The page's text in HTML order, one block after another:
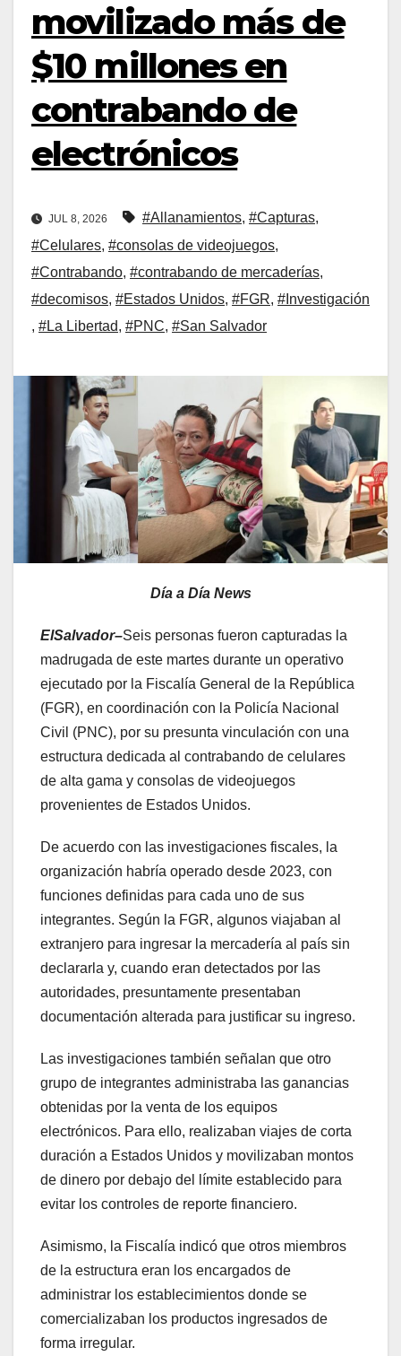
movilizado más de
$10 millones en
contrabando de
electrónicos
JUL 8, 2026 #Allanamientos, #Capturas,
#Celulares, #consolas de videojuegos,
#Contrabando, #contrabando de mercaderías,
#decomisos, #Estados Unidos, #FGR, #Investigación
, #La Libertad, #PNC, #San Salvador
Día a Día News
ElSalvador–Seis personas fueron capturadas la
madrugada de este martes durante un operativo
ejecutado por la Fiscalía General de la República
(FGR), en coordinación con la Policía Nacional
Civil (PNC), por su presunta vinculación con una
estructura dedicada al contrabando de celulares
de alta gama y consolas de videojuegos
provenientes de Estados Unidos.
De acuerdo con las investigaciones fiscales, la
organización habría operado desde 2023, con
funciones definidas para cada uno de sus
integrantes. Según la FGR, algunos viajaban al
extranjero para ingresar la mercadería al país sin
declararla y, cuando eran detectados por las
autoridades, presuntamente presentaban
documentación alterada para justificar su ingreso.
Las investigaciones también señalan que otro
grupo de integrantes administraba las ganancias
obtenidas por la venta de los equipos
electrónicos. Para ello, realizaban viajes de corta
duración a Estados Unidos y movilizaban montos
de dinero por debajo del límite establecido para
evitar los controles de reporte financiero.
Asimismo, la Fiscalía indicó que otros miembros
de la estructura eran los encargados de
administrar los establecimientos donde se
comercializaban los productos ingresados de
forma irregular.